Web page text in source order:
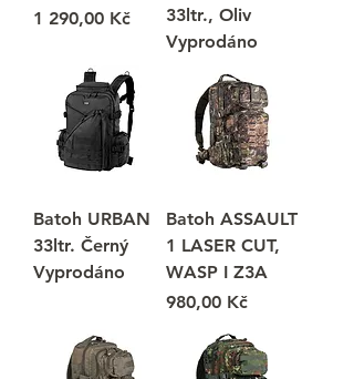
Cena
1 290,00 Kč
33ltr., Oliv
Vyprodáno
Batoh URBAN
33ltr. Černý
Vyprodáno
Batoh ASSAULT
1 LASER CUT,
WASP I Z3A
Cena
980,00 Kč